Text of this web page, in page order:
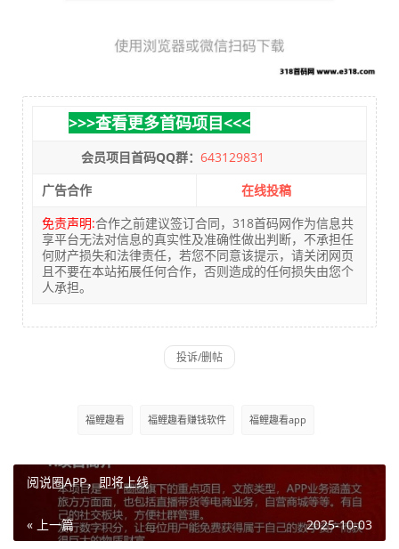
>>>查看更多首码项目<<<
会员项目首码QQ群： 643129831
广告合作
在线投稿
免责声明:合作之前建议签订合同，318首码网作为信息共
享平台无法对信息的真实性及准确性做出判断，不承担任
何财产损失和法律责任，若您不同意该提示，请关闭网页
且不要在本站拓展任何合作，否则造成的任何损失由您个
人承担。
福鲤趣看 福鲤趣看赚钱软件 福鲤趣看app
阅说圈APP，即将上线
« 上一篇 2025-10-03